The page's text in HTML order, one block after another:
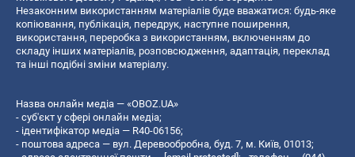
Незаконним використанням матеріалів буде вважатися: будь-яке
копiювання, публiкацiя, передрук, наступне поширення,
використання, переробка з використанням, включенням до
складу інших матеріалів, розповсюдження, адаптація, переклад
та інші подібні зміни матеріалу.
Назва онлайн медіа — «OBOZ.UA»
- суб'єкт у сфері онлайн медіа;
- ідентифікатор медіа — R40-06156;
- поштова адреса — вул. Деревообробна, буд. 7, м. Київ, 01013;